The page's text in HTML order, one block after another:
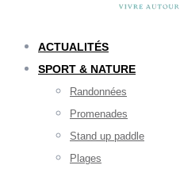
ACTUALITÉS
SPORT & NATURE
Randonnées
Promenades
Stand up paddle
Plages